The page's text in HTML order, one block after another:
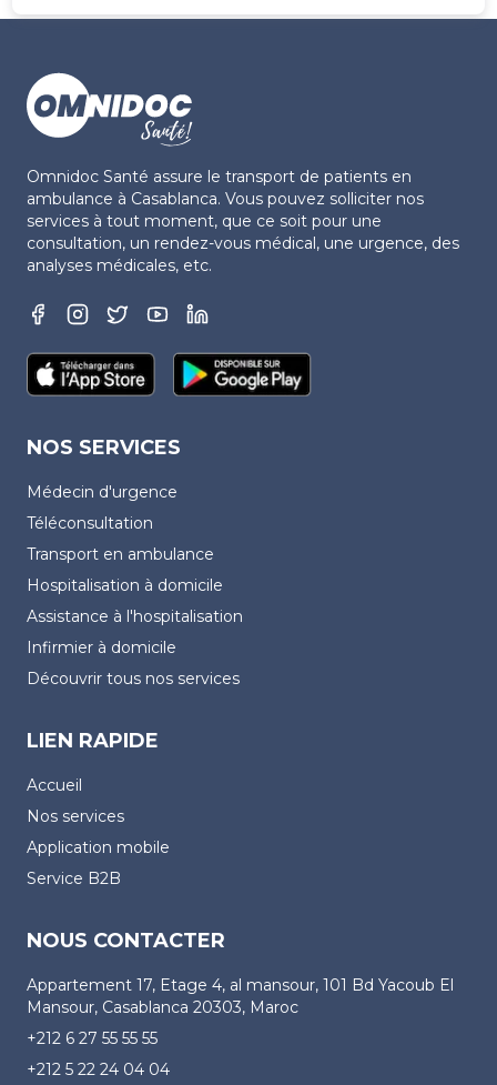
Omnidoc Santé assure le transport de patients en
ambulance à Casablanca. Vous pouvez solliciter nos
services à tout moment, que ce soit pour une
consultation, un rendez-vous médical, une urgence, des
analyses médicales, etc.
NOS SERVICES
Médecin d'urgence
Téléconsultation
Transport en ambulance
Hospitalisation à domicile
Assistance à l'hospitalisation
Infirmier à domicile
Découvrir tous nos services
LIEN RAPIDE
Accueil
Nos services
Application mobile
Service B2B
NOUS CONTACTER
Appartement 17, Etage 4, al mansour, 101 Bd Yacoub El
Mansour, Casablanca 20303, Maroc
+212 6 27 55 55 55
+212 5 22 24 04 04